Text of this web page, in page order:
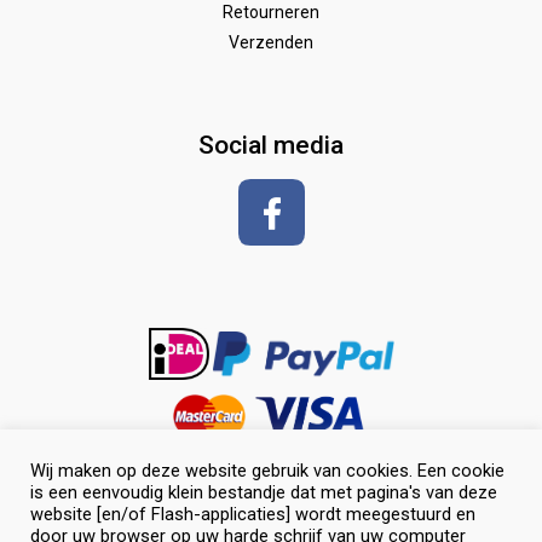
hoeven
vlechten en toiletteren
Zadeldekken & toebehoren
Shirt met korte mouwen
Retourneren
Verzenden
Social media
Wij maken op deze website gebruik van cookies. Een cookie
is een eenvoudig klein bestandje dat met pagina's van deze
website [en/of Flash-applicaties] wordt meegestuurd en
door uw browser op uw harde schrijf van uw computer